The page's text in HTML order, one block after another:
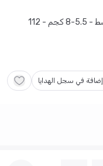
بيوربورن - حفاضات عضوية - مقاس 3 - متوسط ​​- 5.5-8 كجم - 112
إضافة في سجل الهدايا